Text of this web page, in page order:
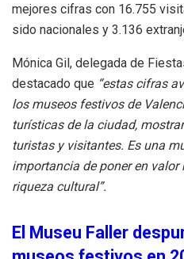
mejores cifras con 16.755
sido nacionales y 3.136
Mónica Gil, delegada de
destacado que “estas cifras
los museos festivos de
turísticas de la ciudad,
turistas y visitantes. Es una
importancia de poner en
riqueza cultural”.
El Museu Faller